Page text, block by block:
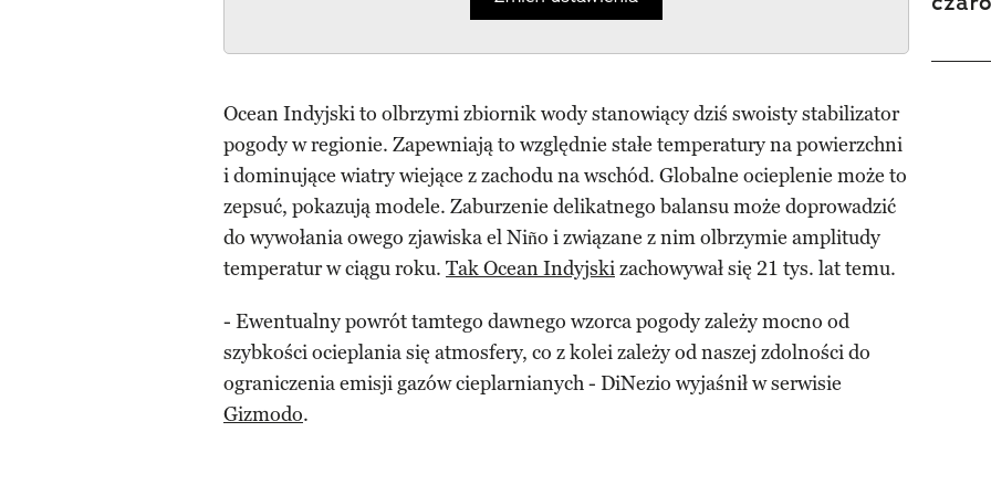
Ocean Indyjski to olbrzymi zbiornik wody stanowiący dziś swoisty stabilizator
pogody w regionie. Zapewniają to względnie stałe temperatury na powierzchni
i dominujące wiatry wiejące z zachodu na wschód. Globalne ocieplenie może to
zepsuć, pokazują modele. Zaburzenie delikatnego balansu może doprowadzić
do wywołania owego zjawiska el Niño i związane z nim olbrzymie amplitudy
temperatur w ciągu roku. Tak Ocean Indyjskizachowywał się 21 tys. lat temu.
- Ewentualny powrót tamtego dawnego wzorca pogody zależy mocno od
szybkości ocieplania się atmosfery, co z kolei zależy od naszej zdolności do
ograniczenia emisji gazów cieplarnianych - DiNezio wyjaśnił w serwisie
Gizmodo.